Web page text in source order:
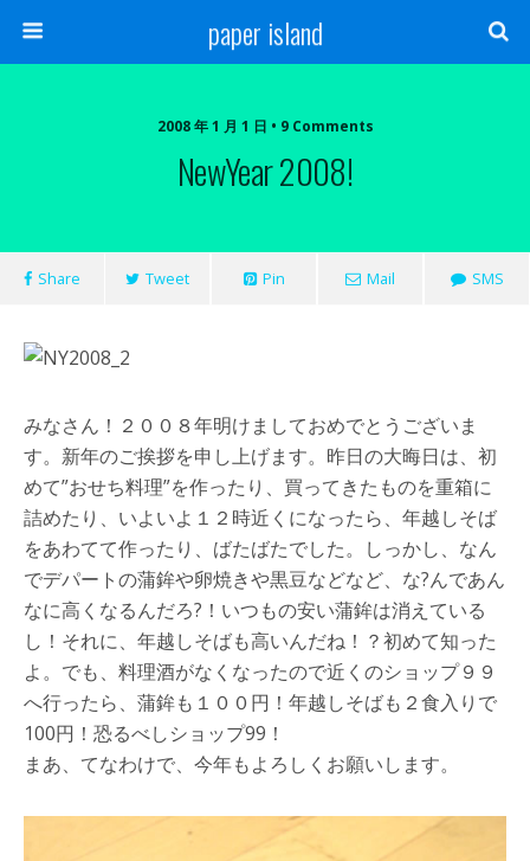
paper island
2008 年 1 月 1 日 • 9 Comments
NewYear 2008!
Share Tweet Pin Mail SMS
みなさん！２００８年明けましておめでとうございま
す。新年のご挨拶を申し上げます。昨日の大晦日は、初
めて”おせち料理”を作ったり、買ってきたものを重箱に
詰めたり、いよいよ１２時近くになったら、年越しそば
をあわてて作ったり、ばたばたでした。しっかし、なん
でデパートの蒲鉾や卵焼きや黒豆などなど、な?んであん
なに高くなるんだろ?！いつもの安い蒲鉾は消えている
し！それに、年越しそばも高いんだね！？初めて知った
よ。でも、料理酒がなくなったので近くのショップ９９
へ行ったら、蒲鉾も１００円！年越しそばも２食入りで
100円！恐るべしショップ99！
まあ、てなわけで、今年もよろしくお願いします。